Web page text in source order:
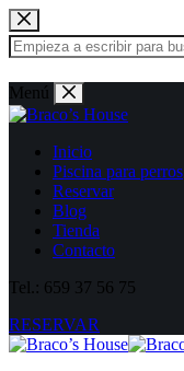
Menú
Inicio
Piscina para perros
Reservar
Blog
Tienda
Contacto
Tel.: 659 37 56 75
RESERVAR